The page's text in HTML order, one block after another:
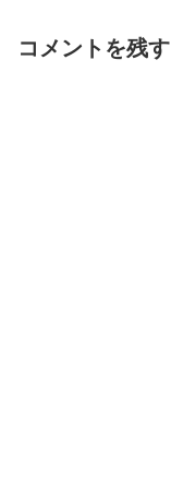
コメントを残す